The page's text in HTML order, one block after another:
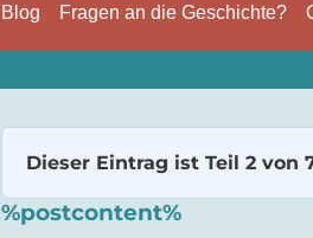
Blog Fragen an die Geschichte?
Dieser Eintrag ist Teil 2 von
%postcontent%